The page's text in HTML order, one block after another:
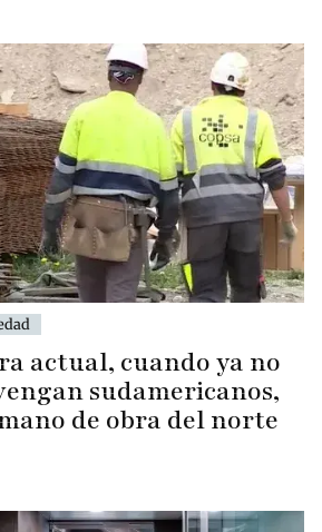
actual, cuando ya no
sudamericanos,
de obra del norte